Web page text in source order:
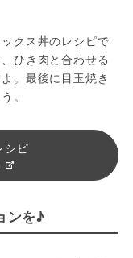
クス丼のレシピで
ひき肉と合わせる
。最後に目玉焼き
。
シピ
ンを♪